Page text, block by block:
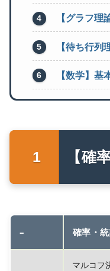
【グラフ理
【待ち行列
【数学】基
【確
– 確率・
マルコフ